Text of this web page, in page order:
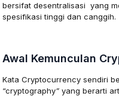
bersifat desentralisasi yang
spesifikasi tinggi dan canggih.
Awal Kemunculan
Kata Cryptocurrency sendiri
“cryptography”yang berarti